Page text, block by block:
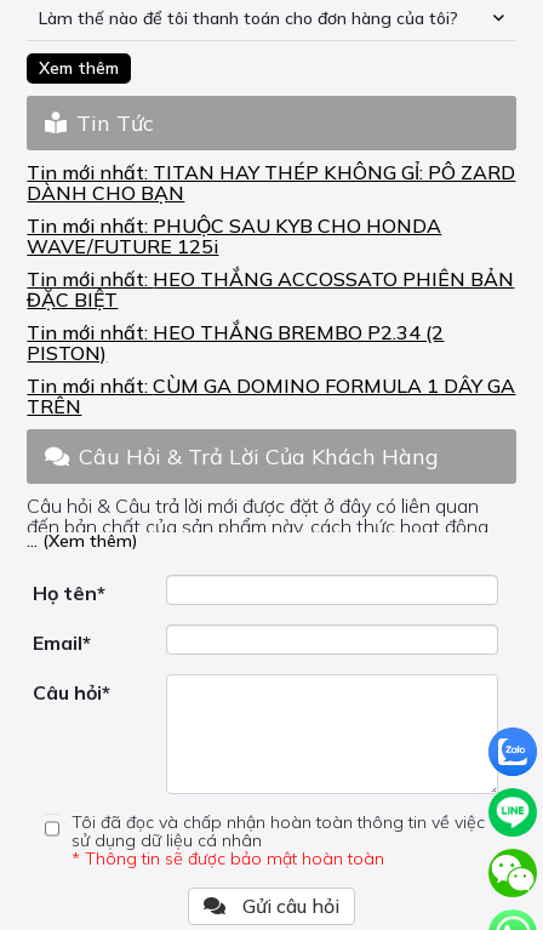
Làm thế nào để tôi thanh toán cho đơn hàng của tôi?
Xem thêm
Tin Tức
Tin mới nhất: TITAN HAY THÉP KHÔNG GỈ: PÔ ZARD
DÀNH CHO BẠN
Tin mới nhất: PHUỘC SAU KYB CHO HONDA
WAVE/FUTURE 125i
Tin mới nhất: HEO THẮNG ACCOSSATO PHIÊN BẢN
ĐẶC BIỆT
Tin mới nhất: HEO THẮNG BREMBO P2.34 (2
PISTON)
Tin mới nhất:CÙM GA DOMINO FORMULA 1 DÂY GA
TRÊN
Câu Hỏi & Trả Lời Của Khách Hàng
Câu hỏi & Câu trả lời mới được đặt ở đây có liên quan
đến bản chất của sản phẩm này, cách thức hoạt động,
nơi hoạt động, liệu nó có hữu ích không, v.v.
câu hỏi của bạn ở đây mà bên trong trang đó.
... (Xem thêm)
Họ tên*
Email*
Câu hỏi*
Tôi đã đọc và chấp nhận hoàn toàn thông tin về việc
sử dụng dữ liệu cá nhân
* Thông tin sẽ được bảo mật hoàn toàn
Gửi câu hỏi